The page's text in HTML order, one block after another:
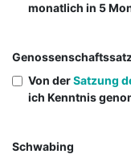
monatlich in 5
Von derSatzung
ich Kenntnis
Schwabing